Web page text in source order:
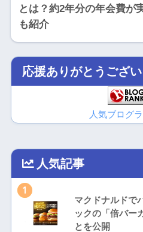
とは？約2年分の年会費が
も紹介
応援ありがとうござ
人気ブログ
人気記事
1
マクドナルドで
ックの「倍バー
とを公開